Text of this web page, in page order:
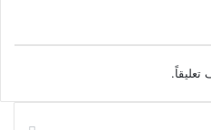
تعليقاً.